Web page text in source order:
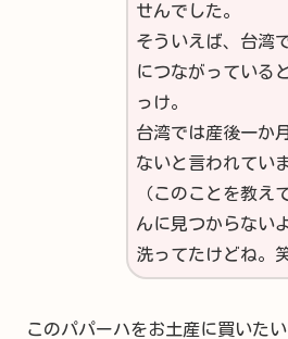
せんでした。
そういえば、台湾
につながっている
っけ。
台湾では産後一か
ないと言われてい
（このことを教え
んに見つからない
洗ってたけどね。笑
このパパーハをお土産に買いた